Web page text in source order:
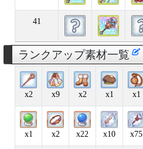
41
ランクアップ素材一覧
x2 x9 x2 x1 x1
x1 x2 x22 x10 x75